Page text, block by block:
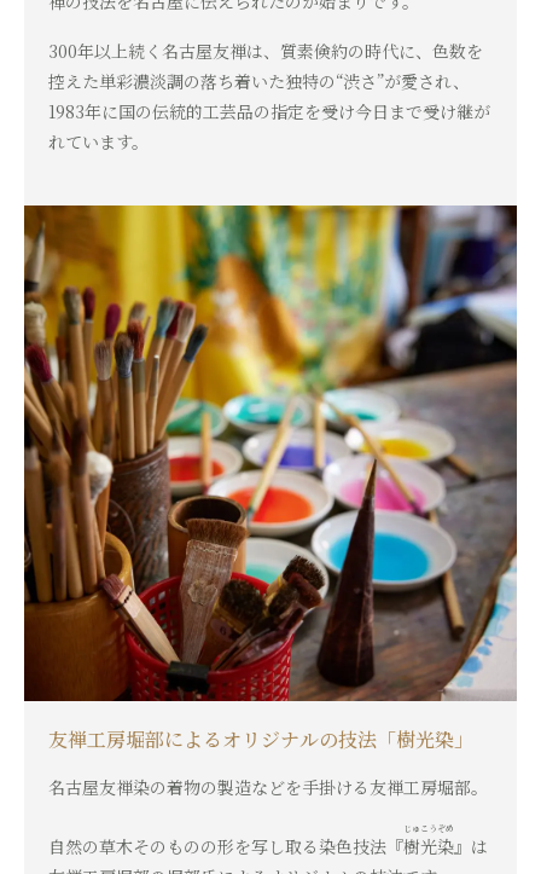
300年以上続く名古屋友禅は、質素倹約の時代に、色数を
控えた単彩濃淡調の落ち着いた独特の“渋さ”が愛され、
1983年に国の伝統的工芸品の指定を受け今日まで受け継が
れています。
友禅工房堀部によるオリジナルの技法「樹光染」
名古屋友禅染の着物の製造などを手掛ける友禅工房堀部。
自然の草木そのものの形を写し取る染色技法『樹光染
じゅこうぞめ
』は